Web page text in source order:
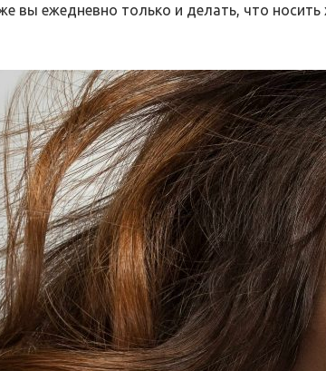
вы ежедневно только и делать, что носить